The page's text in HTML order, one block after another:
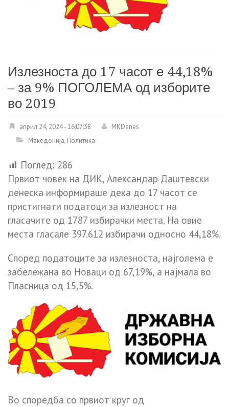
Излезноста до 17 часот е 44,18%
– за 9% ПОГОЛЕМА од изборите
во 2019
април 24, 2024 - 16:07:38
MKDenes
Македонија, Политика
Поглед: 286
Првиот човек на ДИК, Александар Даштевски
денеска информираше дека до 17 часот се
пристигнати податоци за излезност на
гласачите од 1787 избирачки места. На овие
места гласале 397.612 избирачи односно 44,18%.
Според податоците за излезноста, најголема е
забележана во Новаци од 67,19%, а најмала во
Пласница од 15,5%.
Во споредба со првиот круг од